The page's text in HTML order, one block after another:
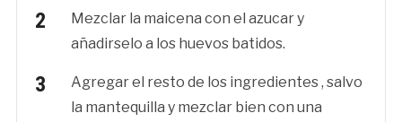
Mezclar la maicena con el azucar y
añadirselo a los huevos batidos.
Agregar el resto de los ingredientes , salvo
la mantequilla y mezclar bien con una